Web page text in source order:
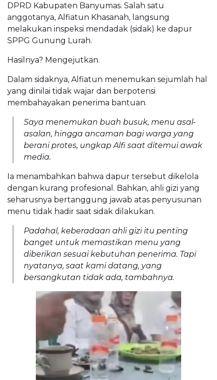
DPRD Kabupaten Banyumas. Salah satu
anggotanya, Alfiatun Khasanah, langsung
melakukan inspeksi mendadak (sidak) ke dapur
SPPG Gunung Lurah.
Hasilnya? Mengejutkan.
Dalam sidaknya, Alfiatun menemukan sejumlah hal
yang dinilai tidak wajar dan berpotensi
membahayakan penerima bantuan.
Saya menemukan buah busuk, menu asal-
asalan, hingga ancaman bagi warga yang
berani protes, ungkap Alfi saat ditemui awak
media.
Ia menambahkan bahwa dapur tersebut dikelola
dengan kurang profesional. Bahkan, ahli gizi yang
seharusnya bertanggung jawab atas penyusunan
menu tidak hadir saat sidak dilakukan.
Padahal, keberadaan ahli gizi itu penting
banget untuk memastikan menu yang
diberikan sesuai kebutuhan penerima. Tapi
nyatanya, saat kami datang, yang
bersangkutan tidak ada, tambahnya.